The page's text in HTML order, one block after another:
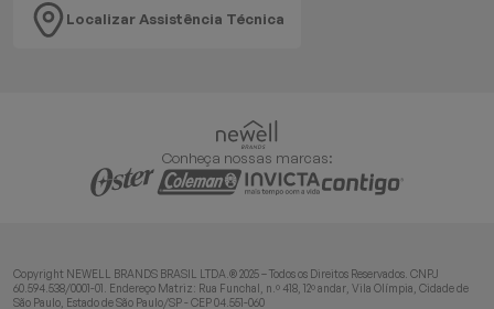
Localizar Assistência Técnica
Conheça nossas marcas:
Copyright NEWELL BRANDS BRASIL LTDA.® 2025 – Todos os Direitos Reservados. CNPJ
60.594.538/0001-01. Endereço Matriz: Rua Funchal, n.º 418, 12º andar, Vila Olímpia, Cidade de
São Paulo, Estado de São Paulo/SP - CEP 04.551-060